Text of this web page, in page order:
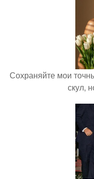
Сохраняйте мои
скул,